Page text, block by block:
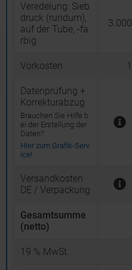
Veredelung: Sieb
druck (rundum),
auf der Tube, -fa
rbig
3.000
Vorkosten 1
Datenprüfung +
Korrekturabzug
Brauchen Sie Hilfe b
ei der Erstellung der
Daten?
Hier zum Grafik-Serv
ice!
Versandkosten
DE / Verpackung
Gesamtsumme
(netto)
19 % MwSt.